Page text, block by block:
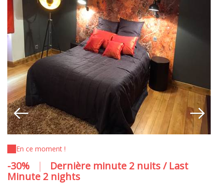
En ce moment !
-30% |
Dernière minute 2 nuits / Last
Minute 2 nights